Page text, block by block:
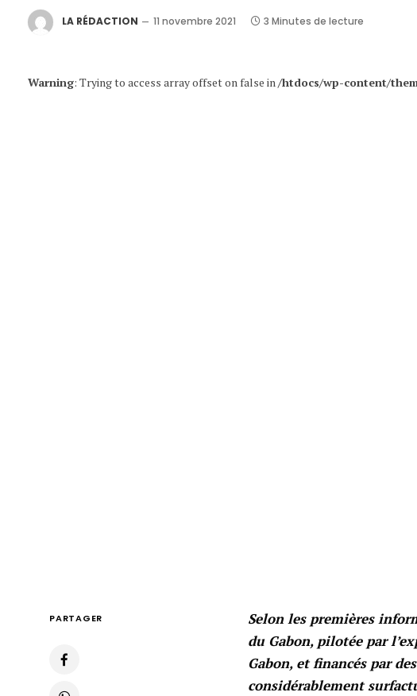
LA RÉDACTION 11 novembre 2021 3 Minutes de lecture
Warning: Trying to access array offset on false in/htdocs/wp-content/
PARTAGER
Selon les premières
du Gabon, pilotée par
Gabon, et financés par
considérablement